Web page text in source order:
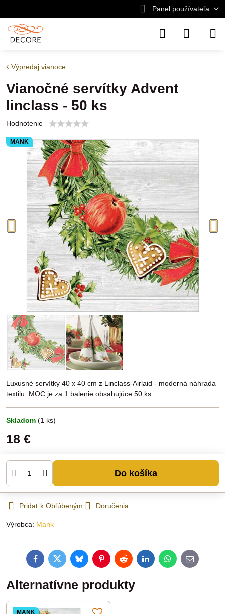
Panel používateľa
MANK
Výpredaj vianoce
Vianočné servítky Advent
linclass - 50 ks
Hodnotenie
Luxusné servítky 40 x 40 cm z Linclass-Airlaid - moderná náhrada
textilu. MOC je za 1 balenie obsahujúce 50 ks.
Skladom (1 ks)
18 €
Do košíka
Pridať k Obľúbeným Doručenia
Výrobca: Mank
FacebookTwitterBlueskyPinterestRedditLinkedInWhatsApp
E-
mail
Alternatívne produkty
MANK